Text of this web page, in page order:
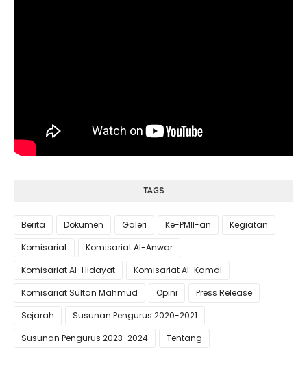
TAGS
Berita Dokumen Galeri Ke-PMII-an
Kegiatan
Komisariat
Komisariat Al-Anwar
Komisariat Al-Hidayat
Komisariat Al-Kamal
Komisariat Sultan Mahmud
Opini
Press Release
Sejarah
Susunan Pengurus 2020-2021
Susunan Pengurus 2023-2024
Tentang